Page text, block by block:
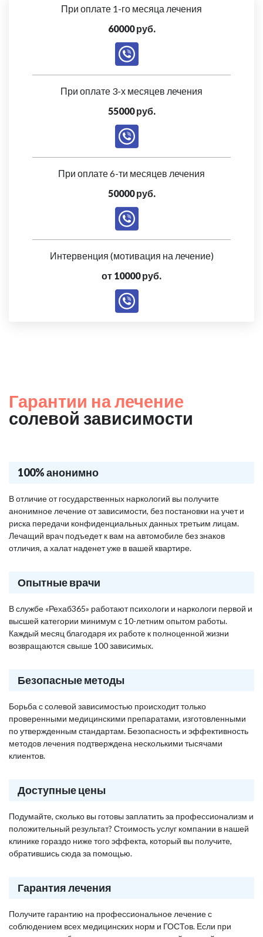
При оплате 1-го месяца лечения
60000 руб.
При оплате 3-х месяцев лечения
55000 руб.
При оплате 6-ти месяцев лечения
50000 руб.
Интервенция (мотивация на лечение)
от 10000 руб.
Гарантии на лечение
солевой зависимости
100% анонимно
В отличие от государственных наркологий вы получите
анонимное лечение от зависимости, без постановки на учет и
риска передачи конфиденциальных данных третьим лицам.
Лечащий врач подъедет к вам на автомобиле без знаков
отличия, а халат наденет уже в вашей квартире.
Опытные врачи
В службе «Рехаб365» работают психологи и наркологи первой и
высшей категории минимум с 10-летним опытом работы.
Каждый месяц благодаря их работе к полноценной жизни
возвращаются свыше 100 зависимых.
Безопасные методы
Борьба с солевой зависимостью происходит только
проверенными медицинскими препаратами, изготовленными
по утвержденным стандартам. Безопасность и эффективность
методов лечения подтверждена несколькими тысячами
клиентов.
Доступные цены
Подумайте, сколько вы готовы заплатить за профессионализм и
положительный результат? Стоимость услуг компании в нашей
клинике гораздо ниже того эффекта, который вы получите,
обратившись сюда за помощью.
Гарантия лечения
Получите гарантию на профессиональное лечение с
соблюдением всех медицинских норм и ГОСТов. Если при